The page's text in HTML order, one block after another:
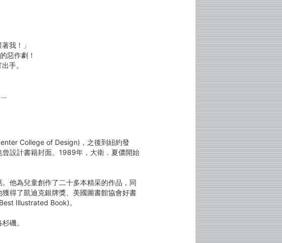
我！」
惡作劇！
手。
College of Design)，之後到紐約發
設計書籍封面。1989年，大衛．夏儂開始
他為兒童創作了二十多本精采的作品，同
得了凱迪克銀牌獎、美國圖書館協會好書
Illustrated Book)。
磯。